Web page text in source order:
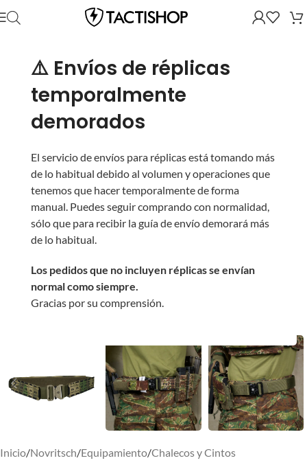
⚠️ Envíos de réplicas
temporalmente
demorados
El servicio de envíos para réplicas está tomando más
de lo habitual debido al volumen y operaciones que
tenemos que hacer temporalmente de forma
manual. Puedes seguir comprando con normalidad,
sólo que para recibir la guía de envío demorará más
de lo habitual.
Los pedidos que no incluyen réplicas se envían
normal como siempre.
Gracias por su comprensión.
Inicio/Novritsch/Equipamiento/Chalecos y Cintos